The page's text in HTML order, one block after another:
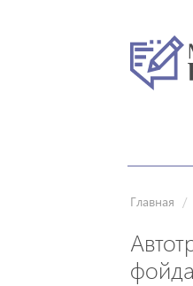
Главная